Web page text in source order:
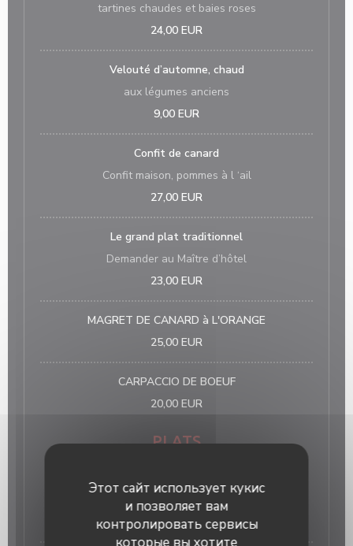
Этот сайт использует кукис
и позволяет вам
контролировать сервисы
tartines chaudes et baies roses
24,00 EUR
Velouté d’automne, chaud
aux légumes anciens
9,00 EUR
Confit de canard
Confit maison, pommes à l ‘ail
27,00 EUR
Le grand plat traditionnel
Demander au Maître d’hôtel
23,00 EUR
MAGRET DE CANARD à L'ORANGE
25,00 EUR
CARPACCIO DE BOEUF
20,00 EUR
PLATS
fricassée de charlottes à l’ail ou frites soufflées
23,00 EUR